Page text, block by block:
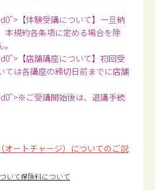
【体験受講について】一旦納
本規約各条項に定める場合を除
【店舗講座について】初回受
ては各講座の締切日前までに店舗
ご受講開始後は、退講手続
オートチャージ）についてのご説
いて保険料について